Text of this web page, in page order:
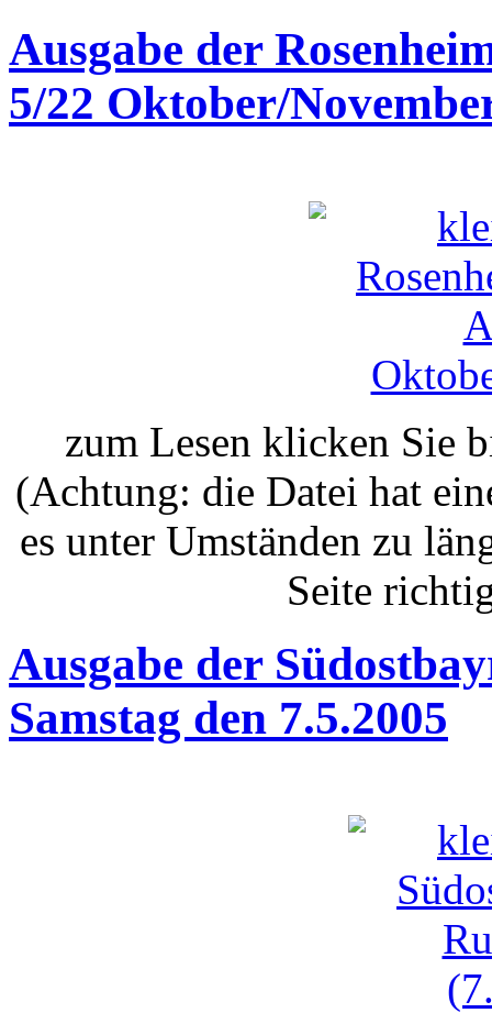
Ausgabe der
5/22 Oktober/
zum Lesen klicken Sie
(Achtung: die Datei hat
es unter Umständen zu
Seite
Ausgabe der
Samstag den 7.5.2005